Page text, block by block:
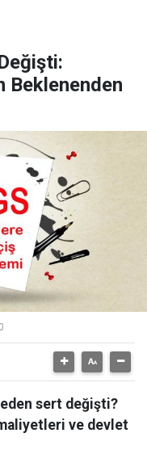
Beklenenden
sert değişti?
ve devlet